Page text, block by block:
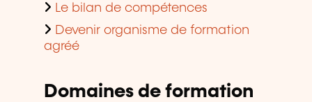
Le bilan de compétences
Devenir organisme de formation
agréé
Domaines de formation